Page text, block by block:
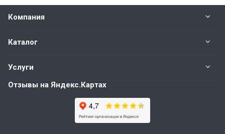
Компания
Каталог
Услуги
Отзывы на Яндекс.Картах